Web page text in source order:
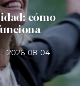
cómo
- 2026-08-04